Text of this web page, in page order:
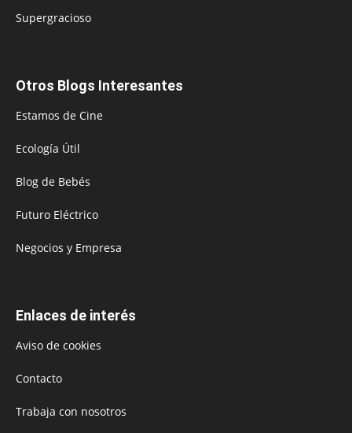
Supergracioso
Otros Blogs Interesantes
Estamos de Cine
Ecología Útil
Blog de Bebés
Futuro Eléctrico
Negocios y Empresa
Enlaces de interés
Aviso de cookies
Contacto
Trabaja con nosotros